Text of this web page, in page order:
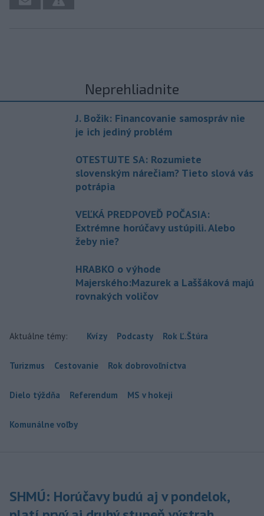
Neprehliadnite
J. Božik: Financovanie samospráv nie
je ich jediný problém
OTESTUJTE SA: Rozumiete
slovenským nárečiam? Tieto slová vás
potrápia
VEĽKÁ PREDPOVEĎ POČASIA:
Extrémne horúčavy ustúpili. Alebo
žeby nie?
HRABKO o výhode
Majerského:Mazurek a Laššáková majú
rovnakých voličov
Aktuálne témy: Kvízy Podcasty Rok Ľ.Štúra
Turizmus Cestovanie Rok dobrovoľníctva
Dielo týždňa Referendum MS v hokeji
Komunálne voľby
SHMÚ: Horúčavy budú aj v pondelok,